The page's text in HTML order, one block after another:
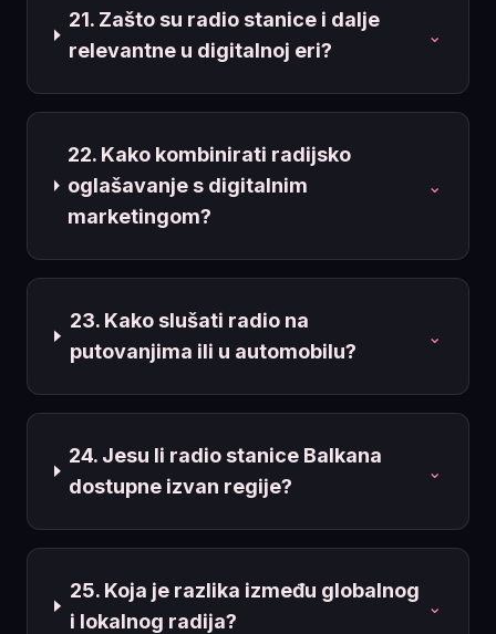
21. Zašto su radio stanice i dalje
relevantne u digitalnoj eri?
⌄
22. Kako kombinirati radijsko
oglašavanje s digitalnim
marketingom?
⌄
23. Kako slušati radio na
putovanjima ili u automobilu?
⌄
24. Jesu li radio stanice Balkana
dostupne izvan regije?
⌄
25. Koja je razlika između globalnog
i lokalnog radija?
⌄